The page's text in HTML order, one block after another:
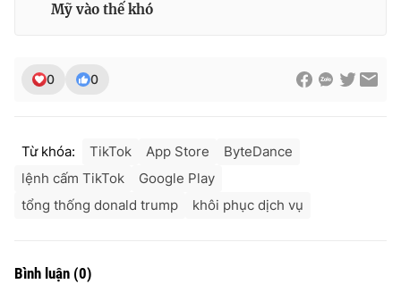
Mỹ vào thế khó
0 0
Từ khóa: TikTok App Store
ByteDance
lệnh cấm TikTok
Google Play
tổng thống donald trump
khôi phục dịch vụ
Bình luận (0)